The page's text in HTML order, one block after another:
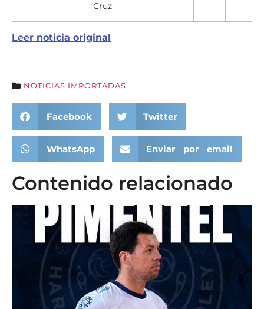
Cruz
Leer noticia original
NOTICIAS IMPORTADAS
Facebook Twitter
WhatsApp Enviar por email
Contenido relacionado